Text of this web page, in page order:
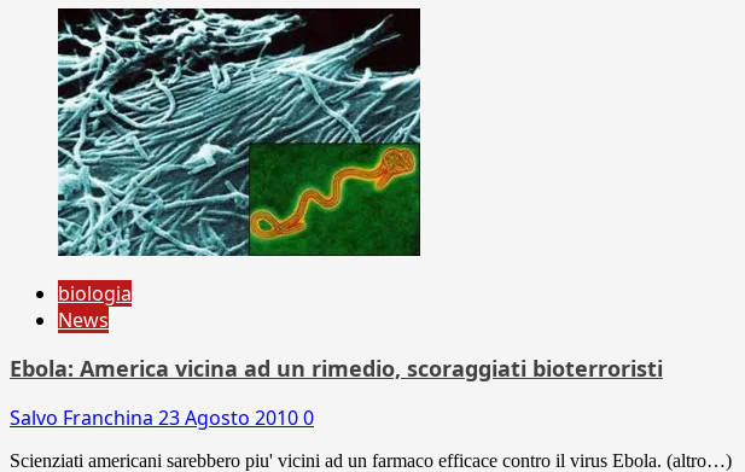
biologia
News
Ebola: America vicina ad un rimedio, scoraggiati bioterroristi
Salvo Franchina 23 Agosto 20100
Scienziati americani sarebbero piu' vicini ad un farmaco efficace contro il virus Ebola. (altro…)